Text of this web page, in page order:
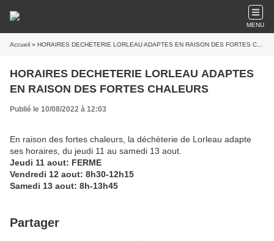
MENU
Accueil » HORAIRES DECHETERIE LORLEAU ADAPTES EN RAISON DES FORTES CHALEURS
HORAIRES DECHETERIE LORLEAU ADAPTES
EN RAISON DES FORTES CHALEURS
Publié le 10/08/2022 à 12:03
En raison des fortes chaleurs, la déchèterie de Lorleau adapte
ses horaires, du jeudi 11 au samedi 13 aout.
Jeudi 11 aout: FERME
Vendredi 12 aout: 8h30-12h15
Samedi 13 aout: 8h-13h45
Partager